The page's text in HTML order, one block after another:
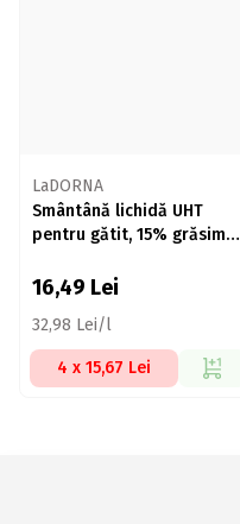
LaDORNA
Smântână lichidă UHT
pentru gătit, 15% grăsime,
16,49 Lei
32,98 Lei/l
4 x 15,67 Lei